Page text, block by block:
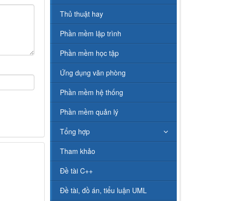
Thủ thuật hay
Phần mềm lập trình
Phần mềm học tập
Ứng dụng văn phòng
Phần mềm hệ thống
Phần mềm quản lý
Tổng hợp
Tham khảo
Đề tài C++
Đề tài, đồ án, tiểu luận UML